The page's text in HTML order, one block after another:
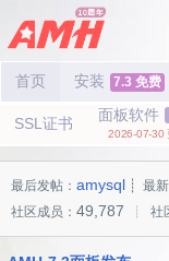
首页 安装 7.3 免费
SSL证书 面板软件
2026-07-30
最后发帖： amysql ┊ 最
社区成员： 49,787 ┊ 社